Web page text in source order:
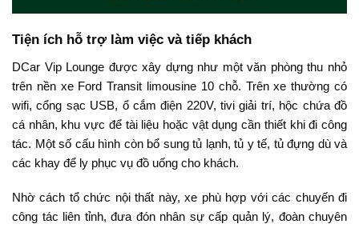
Tiện ích hỗ trợ làm việc và tiếp khách
DCar Vip Lounge được xây dựng như một văn phòng thu nhỏ
trên nền xe Ford Transit limousine 10 chỗ. Trên xe thường có
wifi, cổng sạc USB, ổ cắm điện 220V, tivi giải trí, hộc chứa đồ
cá nhân, khu vực để tài liệu hoặc vật dụng cần thiết khi đi công
tác. Một số cấu hình còn bổ sung tủ lạnh, tủ y tế, tủ đựng dù và
các khay để ly phục vụ đồ uống cho khách.
Nhờ cách tổ chức nội thất này, xe phù hợp với các chuyến đi
công tác liên tỉnh, đưa đón nhân sự cấp quản lý, đoàn chuyên